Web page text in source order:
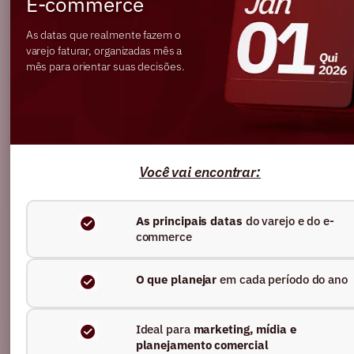
Ler artigo
E-COMMERCE
As datas que realmente fazem o
varejo faturar, organizadas mês a
mês para orientar suas decisões.
Você vai encontrar:
As principais datas do varejo e do e-
commerce
O que planejar em cada período do ano
Ideal para marketing, mídia e
planejamento comercial